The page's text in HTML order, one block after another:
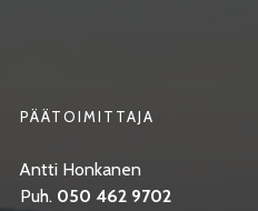
PÄÄTOIMITTAJA
Antti Honkanen
Puh. 050 462 9702